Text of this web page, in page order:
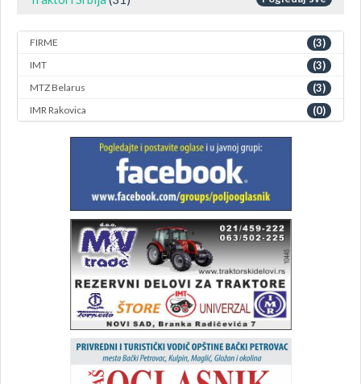
FIRME (3)
IMT (3)
MTZ Belarus (3)
IMR Rakovica (0)